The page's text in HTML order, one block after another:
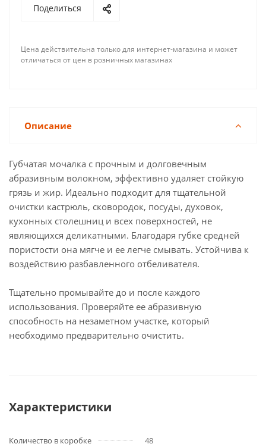
Поделиться
Цена действительна только для интернет-магазина и может
отличаться от цен в розничных магазинах
Описание
Губчатая мочалка с прочным и долговечным
абразивным волокном, эффективно удаляет стойкую
грязь и жир. Идеально подходит для тщательной
очистки кастрюль, сковородок, посуды, духовок,
кухонных столешниц и всех поверхностей, не
являющихся деликатными. Благодаря губке средней
пористости она мягче и ее легче смывать. Устойчива к
воздействию разбавленного отбеливателя.
Тщательно промывайте до и после каждого
использования. Проверяйте ее абразивную
способность на незаметном участке, который
необходимо предварительно очистить.
Характеристики
Количество в коробке
48